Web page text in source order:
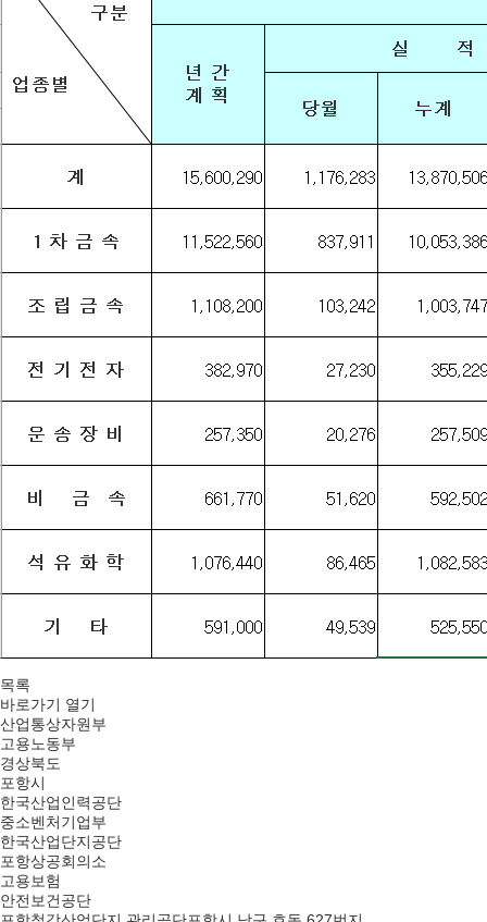
목록
바로가기 열기
산업통상자원부
고용노동부
경상북도
포항시
한국산업인력공단
중소벤처기업부
한국산업단지공단
포항상공회의소
고용보험
안전보건공단